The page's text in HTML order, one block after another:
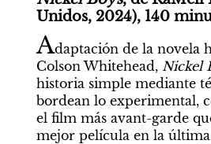
Unidos, 2024), 140
Adaptación de la novela
Colson Whitehead, Nickel
historia simple mediante
bordean lo experimental,
el film más avant-garde
mejor película en la